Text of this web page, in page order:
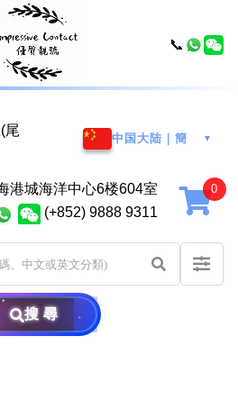
尾
中国大陆｜簡 ▼
港城海洋中心6楼604室
(+852) 9888 9311
搜尋
📞